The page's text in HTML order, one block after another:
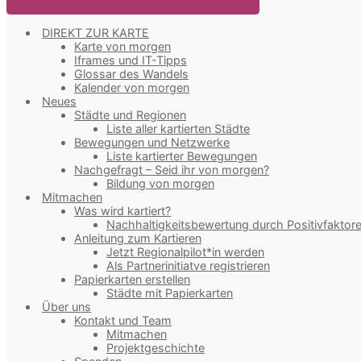
DIREKT ZUR KARTE
Karte von morgen
Iframes und IT-Tipps
Glossar des Wandels
Kalender von morgen
Neues
Städte und Regionen
Liste aller kartierten Städte
Bewegungen und Netzwerke
Liste kartierter Bewegungen
Nachgefragt – Seid ihr von morgen?
Bildung von morgen
Mitmachen
Was wird kartiert?
Nachhaltigkeitsbewertung durch
Anleitung zum Kartieren
Jetzt Regionalpilot*in werden
Als Partnerinitiatve registrieren
Papierkarten erstellen
Städte mit Papierkarten
Über uns
Kontakt und Team
Mitmachen
Projektgeschichte